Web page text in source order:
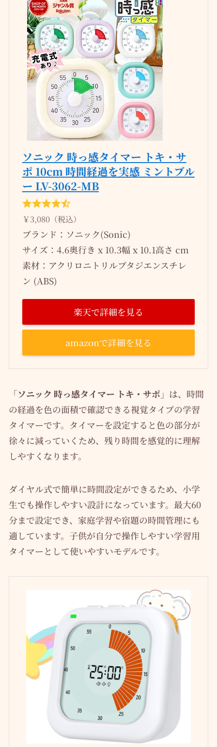
ソニック 時っ感タイマー トキ・サ
ポ 10cm 時間経過を実感 ミントブル
ー LV-3062-MB
￥3,080（税込）
ブランド：ソニック(Sonic)
サイズ：4.6奥行き x 10.3幅 x 10.1高さ cm
素材：アクリロニトリルブタジエンスチレ
ン (ABS)
楽天で詳細を見る
amazonで詳細を見る
「ソニック 時っ感タイマー トキ・サポ」 は、時間
の経過を色の面積で確認できる視覚タイプの学習
タイマーです。タイマーを設定すると色の部分が
徐々に減っていくため、残り時間を感覚的に理解
しやすくなります。
ダイヤル式で簡単に時間設定ができるため、小学
生でも操作しやすい設計になっています。最大60
分まで設定でき、家庭学習や宿題の時間管理にも
適しています。子供が自分で操作しやすい学習用
タイマーとして使いやすいモデルです。